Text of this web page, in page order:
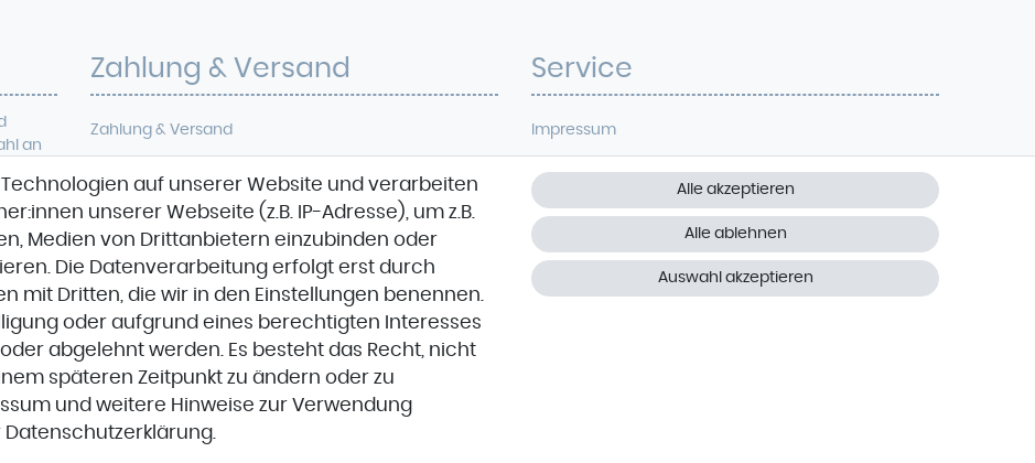
an
,
Zahlung & Versand
Zahlung & Versand
VORKASSE
Service
Impressum
Datenschutz
Widerrufsrecht
AGB
Kontakt
auf unserer Website und verarbeiten
unserer Webseite (z.B. IP-Adresse), um z.B.
Medien von Drittanbietern einzubinden oder
Die Datenverarbeitung erfolgt erst durch
mit Dritten, die wir in den Einstellungen benennen.
oder aufgrund eines berechtigten Interesses
abgelehnt werden. Es besteht das Recht, nicht
späteren Zeitpunkt zu ändern oder zu
und weitere Hinweise zur Verwendung
Daten­schutz­erklärung
Alle akzeptieren
Alle ablehnen
Auswahl akzeptieren